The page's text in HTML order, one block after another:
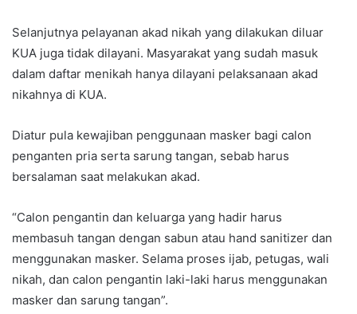
Selanjutnya pelayanan akad nikah yang dilakukan diluar
KUA juga tidak dilayani. Masyarakat yang sudah masuk
dalam daftar menikah hanya dilayani pelaksanaan akad
nikahnya di KUA.
Diatur pula kewajiban penggunaan masker bagi calon
penganten pria serta sarung tangan, sebab harus
bersalaman saat melakukan akad.
“Calon pengantin dan keluarga yang hadir harus
membasuh tangan dengan sabun atau hand sanitizer dan
menggunakan masker. Selama proses ijab, petugas, wali
nikah, dan calon pengantin laki-laki harus menggunakan
masker dan sarung tangan”.